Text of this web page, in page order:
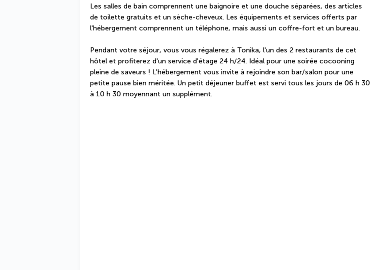
Les salles de bain comprennent une baignoire et une douche séparées, des articles
de toilette gratuits et un sèche-cheveux. Les équipements et services offerts par
l'hébergement comprennent un téléphone, mais aussi un coffre-fort et un bureau.
Pendant votre séjour, vous vous régalerez à Tonika, l'un des 2 restaurants de cet
hôtel et profiterez d'un service d'étage 24 h/24. Idéal pour une soirée cocooning
pleine de saveurs ! L'hébergement vous invite à rejoindre son bar/salon pour une
petite pause bien méritée. Un petit déjeuner buffet est servi tous les jours de 06 h 30
à 10 h 30 moyennant un supplément.